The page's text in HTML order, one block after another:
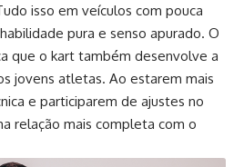
isso em veículos com pouca
pura e senso apurado. O
que o kart também desenvolve a
jovens atletas. Ao estarem mais
e participarem de ajustes no
relação mais completa com o